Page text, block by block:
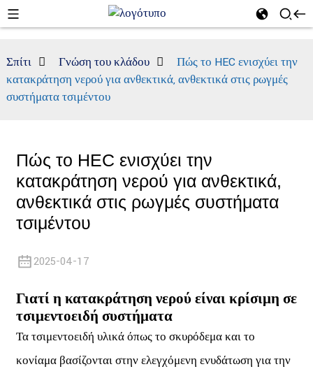
Σπίτι Γνώση του κλάδου
Πώς το HEC ενισχύει την
κατακράτηση νερού για ανθεκτικά, ανθεκτικά στις ρωγμές
συστήματα τσιμέντου
Πώς το HEC ενισχύει την
κατακράτηση νερού για ανθεκτικά,
ανθεκτικά στις ρωγμές συστήματα
τσιμέντου
2025-04-17
Γιατί η κατακράτηση νερού είναι κρίσιμη σε
τσιμεντοειδή συστήματα
Τα τσιμεντοειδή υλικά όπως το σκυρόδεμα και το
κονίαμα βασίζονται στην ελεγχόμενη ενυδάτωση για την